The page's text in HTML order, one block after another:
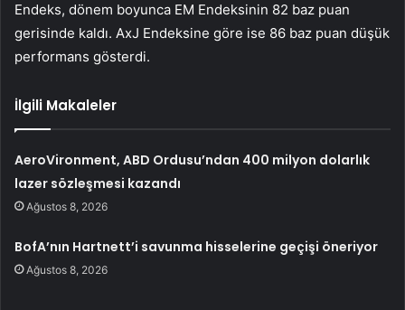
Endeks, dönem boyunca EM Endeksinin 82 baz puan
gerisinde kaldı. AxJ Endeksine göre ise 86 baz puan düşük
performans gösterdi.
İlgili Makaleler
AeroVironment, ABD Ordusu’ndan 400 milyon dolarlık
lazer sözleşmesi kazandı
Ağustos 8, 2026
BofA’nın Hartnett’i savunma hisselerine geçişi öneriyor
Ağustos 8, 2026